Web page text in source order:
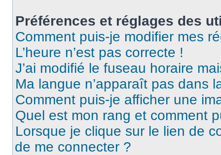
Préférences et réglages des
Comment puis-je modifier mes
L’heure n’est pas correcte !
J’ai modifié le fuseau horaire
Ma langue n’apparaît pas dans
Comment puis-je afficher une
Quel est mon rang et comment
Lorsque je clique sur le lien de
de me connecter ?